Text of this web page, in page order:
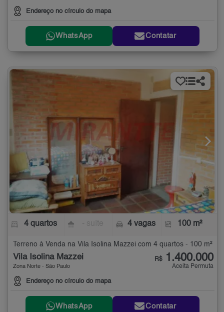
Endereço no círculo do mapa
WhatsApp Contatar
4 quartos 4 vagas 100 m²
Terreno à Venda na Vila Isolina Mazzei com 4 quartos - 100 m²
Vila Isolina Mazzei
Zona Norte - São Paulo
Endereço no círculo do mapa
R$ 1.400.000
Aceita Permuta
WhatsApp Contatar